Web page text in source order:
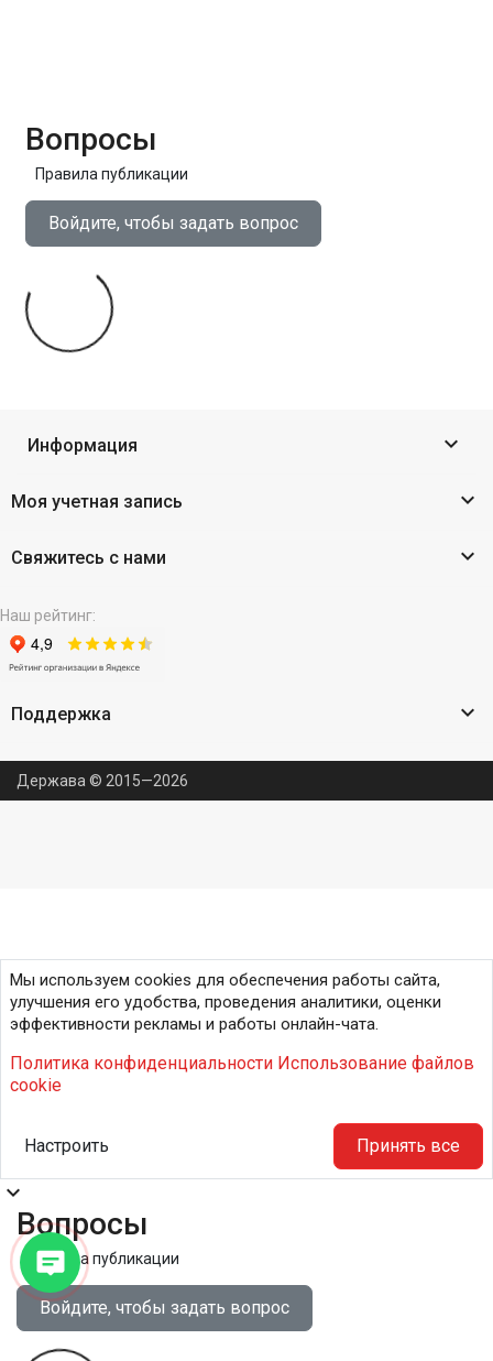
Вопросы
Правила публикации
Войдите, чтобы задать вопрос
Информация 
Моя учетная запись 
Свяжитесь с нами 
Наш рейтинг:
Поддержка 
Держава © 2015—2026
Мы используем cookies для обеспечения работы сайта,
улучшения его удобства, проведения аналитики, оценки
эффективности рекламы и работы онлайн-чата.
Политика конфиденциальности Использование файлов
cookie
Настроить Принять все
expand_more
Вопросы
Правила публикации
Войдите, чтобы задать вопрос